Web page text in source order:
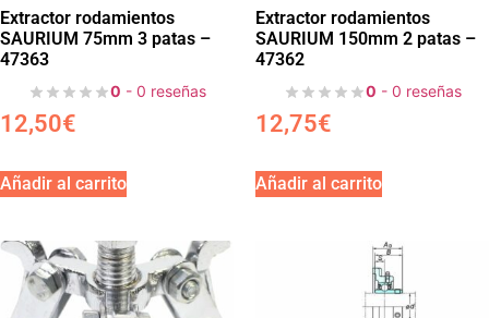
Extractor rodamientos
SAURIUM 75mm 3 patas –
47363
0 - 0 reseñas
12,50€
Añadir al carrito
Extractor rodamientos
SAURIUM 150mm 2 patas –
47362
0 - 0 reseñas
12,75€
Añadir al carrito